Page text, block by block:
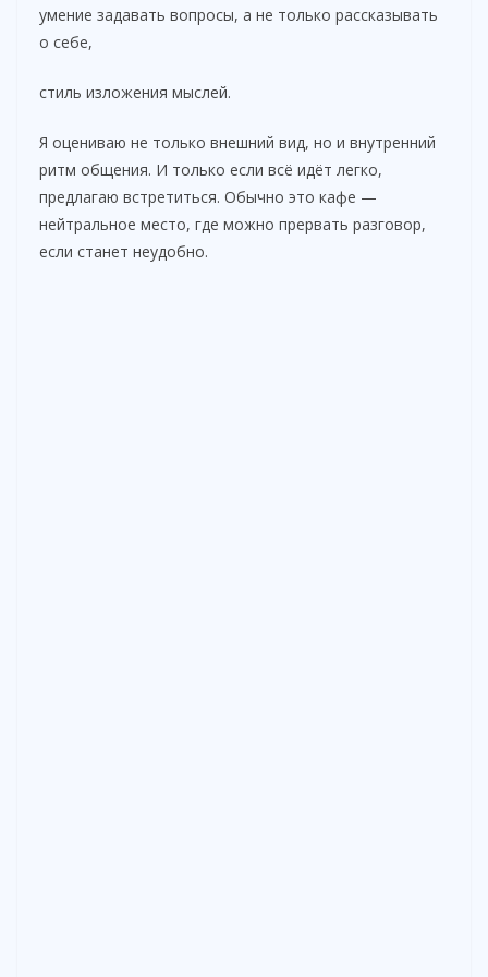
умение задавать вопросы, а не только рассказывать
о себе,
стиль изложения мыслей.
Я оцениваю не только внешний вид, но и внутренний
ритм общения. И только если всё идёт легко,
предлагаю встретиться. Обычно это кафе —
нейтральное место, где можно прервать разговор,
если станет неудобно.